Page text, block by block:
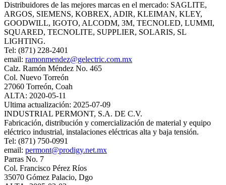
Distribuidores de las mejores marcas en el mercado: SAGLITE,
ARGOS, SIEMENS, KOBREX, ADIR, KLEIMAN, KLEY,
GOODWILL, IGOTO, ALCODM, 3M, TECNOLED, LUMMI,
SQUARED, TECNOLITE, SUPPLIER, SOLARIS, SL
LIGHTING.
Tel: (871) 228-2401
email: ramonmendez@gelectric.com.mx
Calz. Ramón Méndez No. 465
Col. Nuevo Torreón
27060 Torreón, Coah
ALTA: 2020-05-11
Ultima actualización: 2025-07-09
INDUSTRIAL PERMONT, S.A. DE C.V.
Fabricación, distribución y comercialización de material y equipo
eléctrico industrial, instalaciones eléctricas alta y baja tensión.
Tel: (871) 750-0991
email: permont@prodigy.net.mx
Parras No. 7
Col. Francisco Pérez Ríos
35070 Gómez Palacio, Dgo